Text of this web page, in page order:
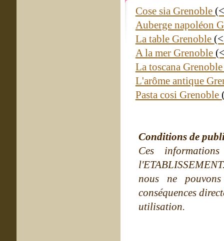
Cose sia Grenoble
Auberge napoléon
La table Grenoble
A la mer Grenoble
La toscana
L'arôme antique
Pasta cosi Grenoble
Conditions de
Ces
nous ne
conséquences
utilisation.